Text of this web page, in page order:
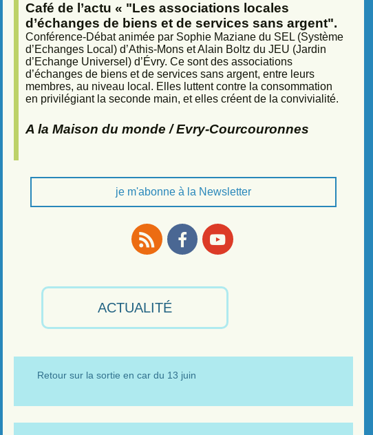
Café de l’actu « "Les associations locales
d’échanges de biens et de services sans argent".
Conférence-Débat animée par Sophie Maziane du SEL (Système
d’Echanges Local) d’Athis-Mons et Alain Boltz du JEU (Jardin
d’Echange Universel) d’Évry. Ce sont des associations
d’échanges de biens et de services sans argent, entre leurs
membres, au niveau local. Elles luttent contre la consommation
en privilégiant la seconde main, et elles créent de la convivialité.
A la Maison du monde / Evry-Courcouronnes
je m'abonne à la Newsletter
ACTUALITÉ
Retour sur la sortie en car du 13 juin